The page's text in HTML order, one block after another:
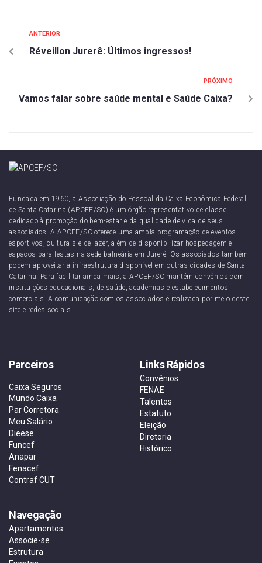
ANTERIOR
Réveillon Jurerê: Últimos ingressos!
PRÓXIMO
Vamos falar sobre saúde mental e Saúde Caixa?
Fundada em 1960, a Associação do Pessoal da Caixa Econômica Federal
de Santa Catarina (APCEF/SC) é um órgão representativo de classe
dedicado à promoção do bem-estar e da qualidade de vida de seus
associados. A APCEF/SC oferece uma ampla programação de eventos
esportivos, culturais e de lazer, além de disponibilizar hospedagem e
espaços para festas na sede balneária em Jurerê. Os associados também
podem aproveitar a infraestrutura disponível em outras cidades de Santa
Catarina. Para facilitar ainda mais, a APCEF/SC mantém convênios com
instituições educacionais, de saúde, academias e estabelecimentos
comerciais. A comunicação com os associados é realizada por meio deste
site e redes sociais.
Parceiros
Caixa Seguros
Mundo Caixa
Par Corretora
Meu Salário
Dieese
Funcef
Anapar
Fenacef
Contraf CUT
Links Rápidos
Convênios
FENAE
Talentos
Estatuto
Eleição
Diretoria
Histórico
Navegação
Apartamentos
Associe-se
Estrutura